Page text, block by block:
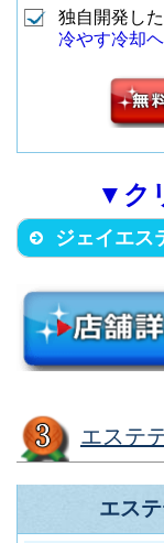
錦糸町店
4 錦糸町駅前
5 亀戸店
独自開発し
冷やす冷却
▼ク
ジェイエス
店舗名
1 銀座店
エステ
エス